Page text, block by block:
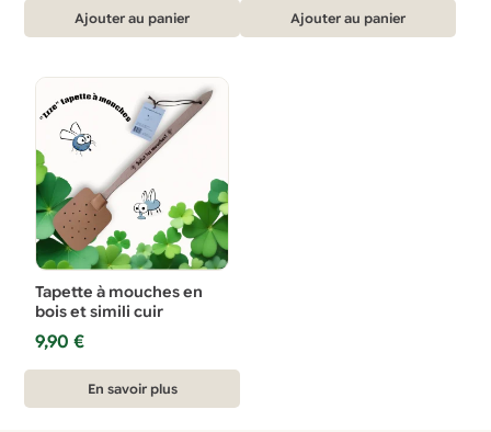
initial
était :
actuel
est :
Ajouter au panier
était :
39,00 €.
30,00 €.
Ajouter au panier
Tapette à mouches en
bois et simili cuir
9,90€
En savoir plus